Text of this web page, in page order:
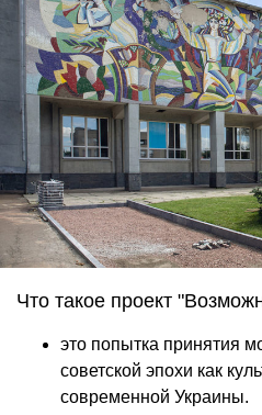
Что такое проект
это попытка принятия
советской эпохи как
современной Украины.